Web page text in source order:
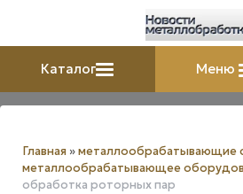
Каталог Меню
Главная »металлообрабатывающие
металлообрабатывающее
обработка роторных пар